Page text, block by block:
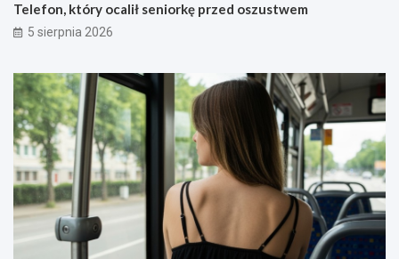
Telefon, który ocalił seniorkę przed oszustwem
5 sierpnia 2026